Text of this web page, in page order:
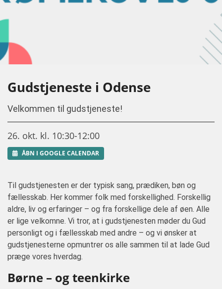
Gudstjeneste i Odense
Velkommen til gudstjeneste!
26. okt. kl. 10:30-12:00
ÅBN I GOOGLE CALENDAR
Til gudstjenesten er der typisk sang, prædiken, bøn og
fællesskab. Her kommer folk med forskellighed. Forskellig
aldre, liv og erfaringer – og fra forskellige dele af øen. Alle
er lige velkomne. Vi tror, at i gudstjenesten møder du Gud
personligt og i fællesskab med andre – og vi ønsker at
gudstjenesterne opmuntrer os alle sammen til at lade Gud
præge vores hverdag.
Børne – og teenkirke